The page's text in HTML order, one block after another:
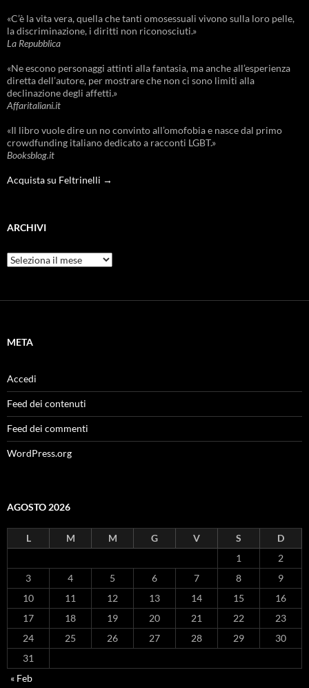
«C’è la vita vera, quella che tanti omosessuali vivono sulla loro pelle,
la discriminazione, i diritti non riconosciuti.»
La Repubblica
«Ne escono personaggi attinti alla fantasia, ma anche all’esperienza
diretta dell’autore, per mostrare che non ci sono limiti alla
declinazione degli affetti.»
Affaritaliani.it
«Il libro vuole dire un no convinto all’omofobia e nasce dal primo
crowdfunding italiano dedicato a racconti LGBT.»
Booksblog.it
Acquista su Feltrinelli →
ARCHIVI
Archivi
META
Accedi
Feed dei contenuti
Feed dei commenti
WordPress.org
AGOSTO 2026
L M M G V S
D
1
2
3
4 5 6 7 8
9
10
11 12 13 14 15
16
17
18 19 20 21 22
23
24
25 26 27 28 29
30
31
« Feb